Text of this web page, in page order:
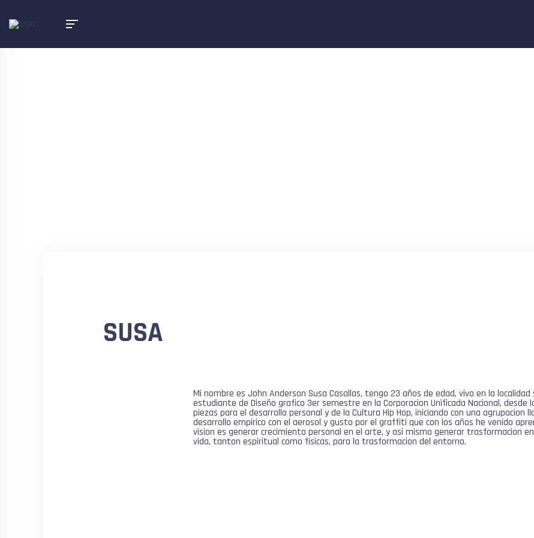
SUSA
Mi nombre es John Anderson Susa Casallas, tengo 23 años de edad, vivo en la
estudiante de Diseño grafico 3er semestre en la Corporacion Unificada Nacional, desde
piezas para el desarrollo personal y de la Cultura Hip Hop, iniciando con una agrupacion
desarrollo empirico con el aerosol y gusto por el graffiti que con los años he venido
vision es generar crecimiento personal en el arte, y asi mismo generar trasformacion
vida, tanton espiritual como fisicas, para la trasformacion del entorno.